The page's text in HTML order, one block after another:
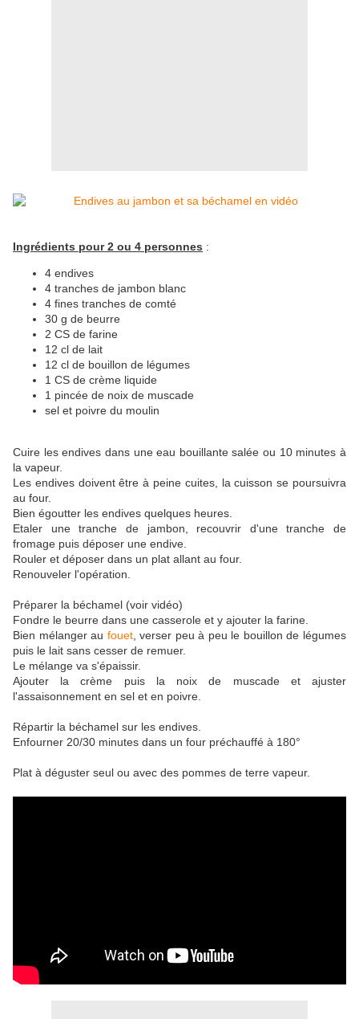
Ingrédients pour 2 ou 4 personnes :
4 endives
4 tranches de jambon blanc
4 fines tranches de comté
30 g de beurre
2 CS de farine
12 cl de lait
12 cl de bouillon de légumes
1 CS de crème liquide
1 pincée de noix de muscade
sel et poivre du moulin
Cuire les endives dans une eau bouillante salée ou 10 minutes à
la vapeur.
Les endives doivent être à peine cuites, la cuisson se poursuivra
au four.
Bien égoutter les endives quelques heures.
Etaler une tranche de jambon, recouvrir d'une tranche de
fromage puis déposer une endive.
Rouler et déposer dans un plat allant au four.
Renouveler l'opération.
Préparer la béchamel (voir vidéo)
Fondre le beurre dans une casserole et y ajouter la farine.
Bien mélanger au fouet, verser peu à peu le bouillon de légumes
puis le lait sans cesser de remuer.
Le mélange va s'épaissir.
Ajouter la crème puis la noix de muscade et ajuster
l'assaisonnement en sel et en poivre.
Répartir la béchamel sur les endives.
Enfourner 20/30 minutes dans un four préchauffé à 180°
Plat à déguster seul ou avec des pommes de terre vapeur.